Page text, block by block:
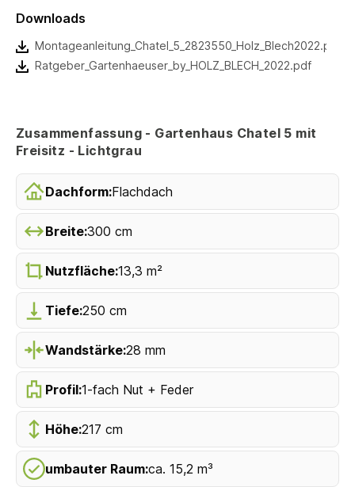
Downloads
Montageanleitung_Chatel_5_2823550_Holz_Blech2022.pdf
Ratgeber_Gartenhaeuser_by_HOLZ_BLECH_2022.pdf
Zusammenfassung - Gartenhaus Chatel 5 mit
Freisitz - Lichtgrau
Dachform:Flachdach
Breite:300 cm
Nutzfläche:13,3 m²
Tiefe:250 cm
Wandstärke:28 mm
Profil:1-fach Nut + Feder
Höhe:217 cm
umbauter Raum:ca. 15,2 m³